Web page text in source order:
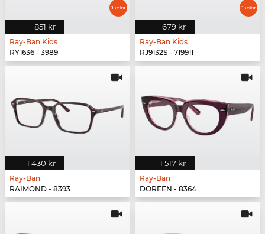
851 kr
Ray-Ban Kids
RY1636 - 3989
679 kr
Ray-Ban Kids
RJ9132S - 719911
1 430 kr
Ray-Ban
RAIMOND - 8393
1 517 kr
Ray-Ban
DOREEN - 8364